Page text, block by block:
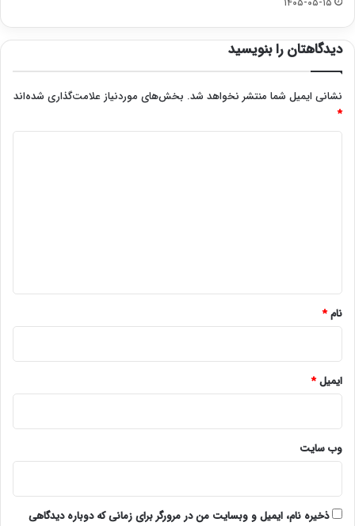
دیدگاهتان را بنویسید
نشانی ایمیل شما منتشر نخواهد شد. بخش‌های موردنیاز علامت‌گذاری شده‌اند
*
نام*
ایمیل*
وب‌ سایت
ذخیره نام، ایمیل و وبسایت من در مرورگر برای زمانی که دوباره دیدگاهی